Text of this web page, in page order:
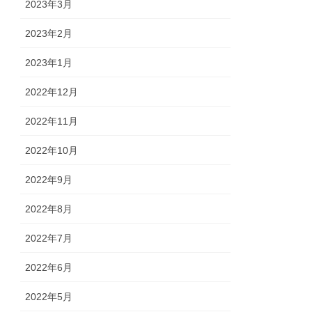
2023年3月
2023年2月
2023年1月
2022年12月
2022年11月
2022年10月
2022年9月
2022年8月
2022年7月
2022年6月
2022年5月